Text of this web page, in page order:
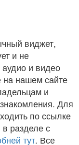
виджет,
и не
аудио и видео
нашем сайте
и
Для
по ссылке
разделе с
тут. Все